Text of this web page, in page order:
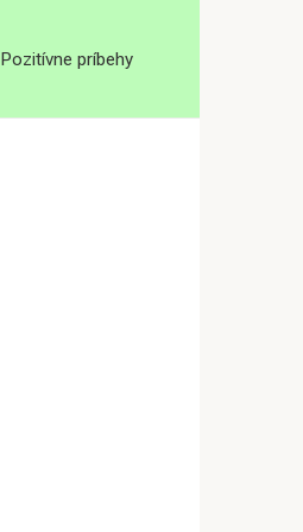
Pozitívne príbehy